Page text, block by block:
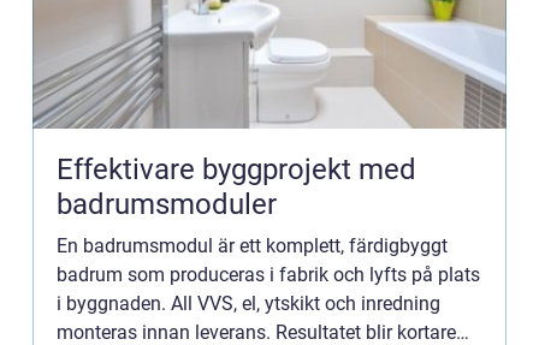
Effektivare byggprojekt med
badrumsmoduler
En badrumsmodul är ett komplett, färdigbyggt
badrum som produceras i fabrik och lyfts på plats
i byggnaden. All VVS, el, ytskikt och inredning
monteras innan leverans. Resultatet blir kortare